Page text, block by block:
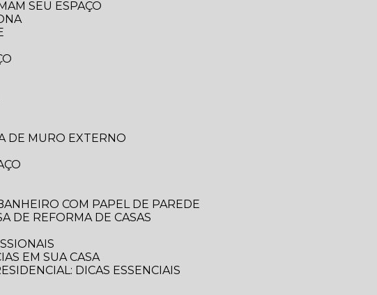
SEU ESPAÇO
DE MURO EXTERNO
COM PAPEL DE PAREDE
DE REFORMA DE CASAS
EM SUA CASA
DICAS ESSENCIAIS